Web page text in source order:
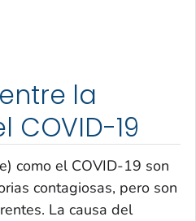
la
COVID-19
como el COVID-19 son
contagiosas, pero son
La causa del